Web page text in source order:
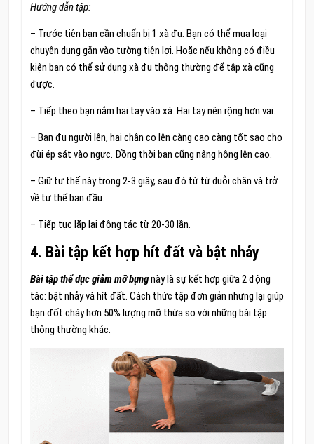
Hướng dẫn tập:
– Trước tiên bạn cần chuẩn bị 1 xà đu. Bạn có thể mua loại
chuyên dụng gắn vào tường tiện lợi. Hoặc nếu không có điều
kiện bạn có thể sử dụng xà đu thông thường để tập xà cũng
được.
– Tiếp theo bạn nắm hai tay vào xà. Hai tay nên rộng hơn vai.
– Bạn đu người lên, hai chân co lên càng cao càng tốt sao cho
đùi ép sát vào ngực. Đồng thời bạn cũng nâng hông lên cao.
– Giữ tư thế này trong 2-3 giây, sau đó từ từ duỗi chân và trở
về tư thế ban đầu.
– Tiếp tục lặp lại động tác từ 20-30 lần.
4. Bài tập kết hợp hít đất và bật nhảy
Bài tập thể dục giảm mỡ bụngnày là sự kết hợp giữa 2 động
tác: bật nhảy và hít đất. Cách thức tập đơn giản nhưng lại giúp
bạn đốt cháy hơn 50% lượng mỡ thừa so với những bài tập
thông thường khác.